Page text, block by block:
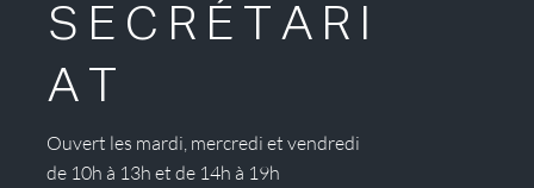
SECRÉTARI
AT
Ouvert les mardi, mercredi et vendredi
de 10h à 13h et de 14h à 19h